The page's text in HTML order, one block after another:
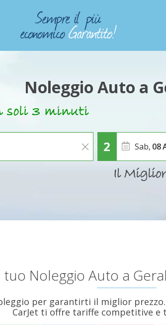
Noleggio Auto a
Sab, 08
Noleggio Auto a
per garantirti il miglior
CarJet ti offre tariffe competitive